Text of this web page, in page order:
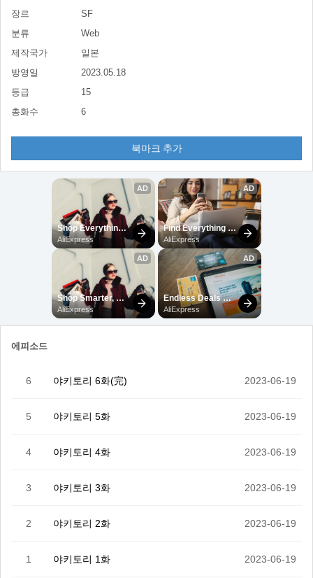
장르
SF
분류
Web
제작국가
일본
방영일
2023.05.18
등급
15
총화수
6
북마크 추가
에피소드
6 야키토리 6화(完) 2023-06-19
5 야키토리 5화 2023-06-19
4 야키토리 4화 2023-06-19
3 야키토리 3화 2023-06-19
2 야키토리 2화 2023-06-19
1 야키토리 1화 2023-06-19